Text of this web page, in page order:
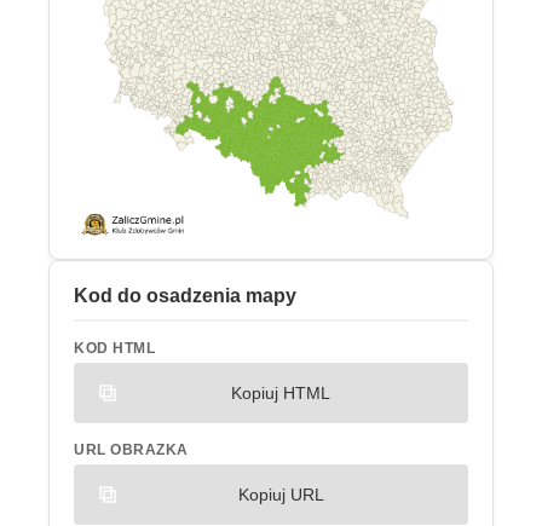
Kod do osadzenia mapy
KOD HTML
Kopiuj HTML
URL OBRAZKA
Kopiuj URL